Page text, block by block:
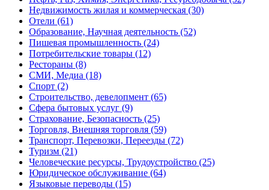
Недвижимость жилая и коммерческая (30)
Отели (61)
Образование, Научная деятельность (52)
Пишевая промышленность (24)
Потребительские товары (12)
Рестораны (8)
СМИ, Медиа (18)
Спорт (2)
Строительство, девелопмент (65)
Сфера бытовых услуг (9)
Страхование, Безопасность (25)
Торговля, Внешняя торговля (59)
Транспорт, Перевозки, Переезды (72)
Туризм (21)
Человеческие ресурсы, Трудоустройство (25)
Юридическое обслуживание (64)
Языковые переводы (15)